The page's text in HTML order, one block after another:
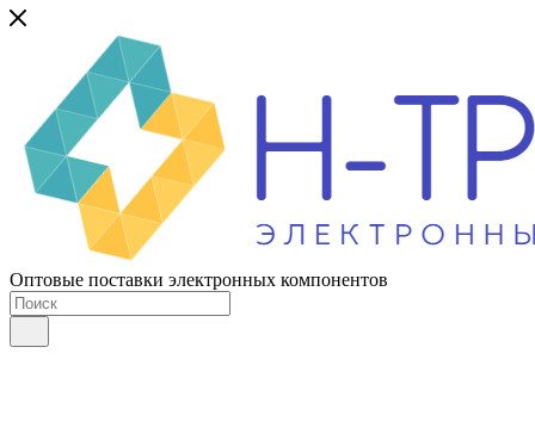
Оптовые поставки электронных компонентов